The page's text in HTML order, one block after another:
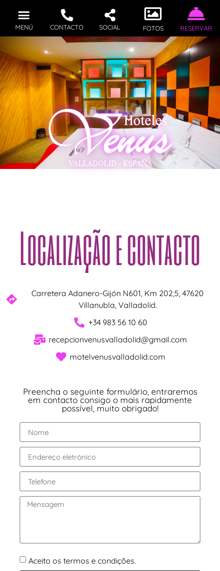
MENÚ CONTACTO SOCIAL FOTOS RESERVAR
Localização e contacto
Carretera Adanero-Gijón N601, Km 202,5, 47620
Villanubla, Valladolid.
+34 983 56 10 60
recepcionvenusvalladolid@gmail.com
motelvenusvalladolid.com
Preencha o seguinte formulário, entraremos
em contacto consigo o mais rapidamente
possível, muito obrigado!
Aceito os termos e condições.